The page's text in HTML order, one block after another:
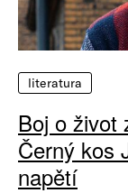
literatura
Boj o život
Černý kos
napětí